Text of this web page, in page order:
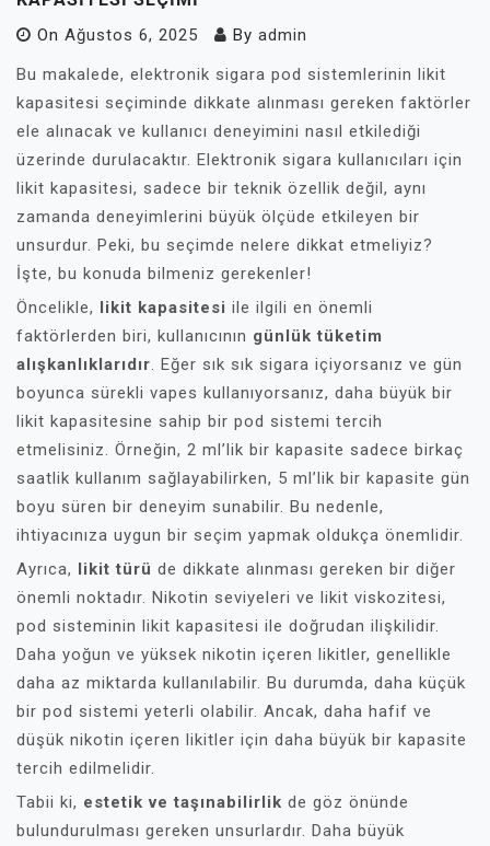
On Ağustos 6, 2025 By admin
Bu makalede, elektronik sigara pod sistemlerinin likit
kapasitesi seçiminde dikkate alınması gereken faktörler
ele alınacak ve kullanıcı deneyimini nasıl etkilediği
üzerinde durulacaktır. Elektronik sigara kullanıcıları için
likit kapasitesi, sadece bir teknik özellik değil, aynı
zamanda deneyimlerini büyük ölçüde etkileyen bir
unsurdur. Peki, bu seçimde nelere dikkat etmeliyiz?
İşte, bu konuda bilmeniz gerekenler!
Öncelikle, likit kapasitesi ile ilgili en önemli
faktörlerden biri, kullanıcının günlük tüketim
alışkanlıklarıdır. Eğer sık sık sigara içiyorsanız ve gün
boyunca sürekli vapes kullanıyorsanız, daha büyük bir
likit kapasitesine sahip bir pod sistemi tercih
etmelisiniz. Örneğin, 2 ml’lik bir kapasite sadece birkaç
saatlik kullanım sağlayabilirken, 5 ml’lik bir kapasite gün
boyu süren bir deneyim sunabilir. Bu nedenle,
ihtiyacınıza uygun bir seçim yapmak oldukça önemlidir.
Ayrıca, likit türü de dikkate alınması gereken bir diğer
önemli noktadır. Nikotin seviyeleri ve likit viskozitesi,
pod sisteminin likit kapasitesi ile doğrudan ilişkilidir.
Daha yoğun ve yüksek nikotin içeren likitler, genellikle
daha az miktarda kullanılabilir. Bu durumda, daha küçük
bir pod sistemi yeterli olabilir. Ancak, daha hafif ve
düşük nikotin içeren likitler için daha büyük bir kapasite
tercih edilmelidir.
Tabii ki, estetik ve taşınabilirlik de göz önünde
bulundurulması gereken unsurlardır. Daha büyük